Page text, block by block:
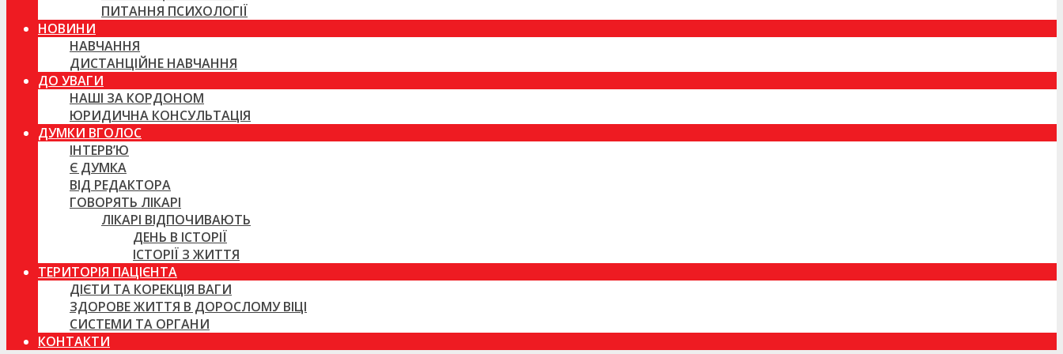
ПИТАННЯ ПСИХОЛОГІЇ
НОВИНИ
НАВЧАННЯ
ДИСТАНЦІЙНЕ НАВЧАННЯ
ДО УВАГИ
НАШІ ЗА КОРДОНОМ
ЮРИДИЧНА КОНСУЛЬТАЦІЯ
ДУМКИ ВГОЛОС
ІНТЕРВ’Ю
Є ДУМКА
ВІД РЕДАКТОРА
ГОВОРЯТЬ ЛІКАРІ
ЛІКАРІ ВІДПОЧИВАЮТЬ
ДЕНЬ В ІСТОРІЇ
ІСТОРІЇ З ЖИТТЯ
ТЕРИТОРІЯ ПАЦІЄНТА
ДІЄТИ ТА КОРЕКЦІЯ ВАГИ
ЗДОРОВЕ ЖИТТЯ В ДОРОСЛОМУ ВІЦІ
СИСТЕМИ ТА ОРГАНИ
КОНТАКТИ